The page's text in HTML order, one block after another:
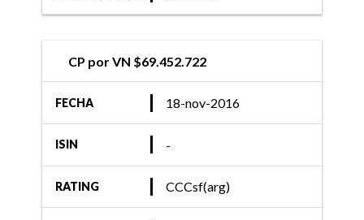
CP por VN $69.452.722
FECHA 18-nov-2016
ISIN -
RATING CCCsf(arg)